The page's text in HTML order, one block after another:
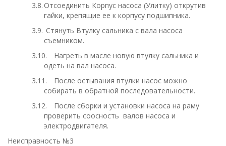
3.8. Отсоединить Корпус насоса (Улитку) открутив
гайки, крепящие ее к корпусу подшипника.
3.9. Стянуть Втулку сальника с вала насоса
съемником.
3.10.
Нагреть в масле новую втулку сальника и
одеть на вал насоса.
3.11.
После остывания втулки насос можно
собирать в обратной последовательности.
3.12.
После сборки и установки насоса на раму
проверить соосность валов насоса и
электродвигателя.
Неисправность №3